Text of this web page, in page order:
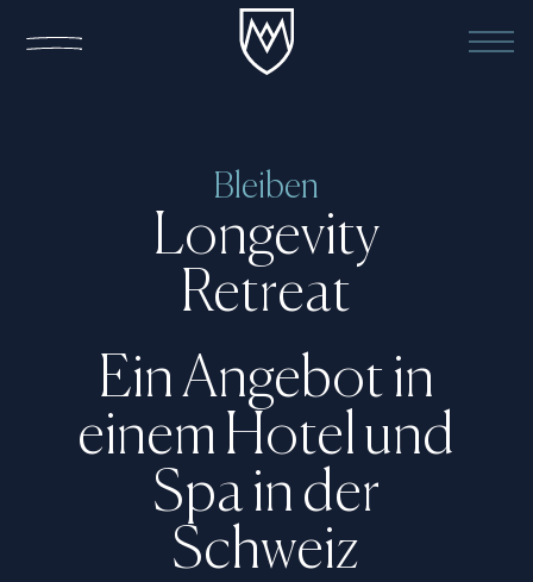
Bleiben
Longevity
Retreat
Ein Angebot in
einem Hotel und
Spa in der
Schweiz